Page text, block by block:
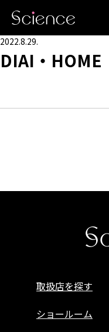
2022.8.29.
DIAI・HOME
取扱店を探す
ショールーム